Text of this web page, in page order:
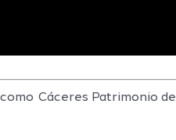
Cáceres Patrimonio